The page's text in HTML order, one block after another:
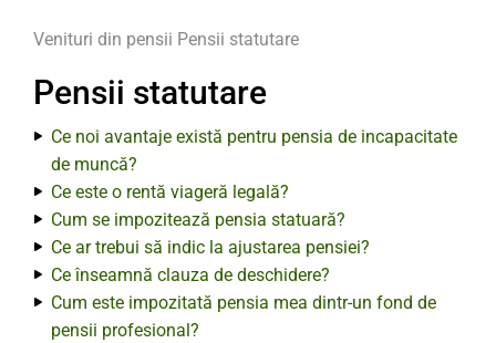
Venituri din pensii Pensii statutare
Pensii statutare
Ce noi avantaje există pentru pensia de incapacitate
de muncă?
Ce este o rentă viageră legală?
Cum se impozitează pensia statuară?
Ce ar trebui să indic la ajustarea pensiei?
Ce înseamnă clauza de deschidere?
Cum este impozitată pensia mea dintr-un fond de
pensii profesional?